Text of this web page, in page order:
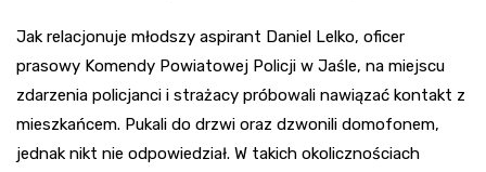
Jak relacjonuje młodszy aspirant Daniel Lelko, oficer
prasowy Komendy Powiatowej Policji w Jaśle, na miejscu
zdarzenia policjanci i strażacy próbowali nawiązać kontakt z
mieszkańcem. Pukali do drzwi oraz dzwonili domofonem,
jednak nikt nie odpowiedział. W takich okolicznościach